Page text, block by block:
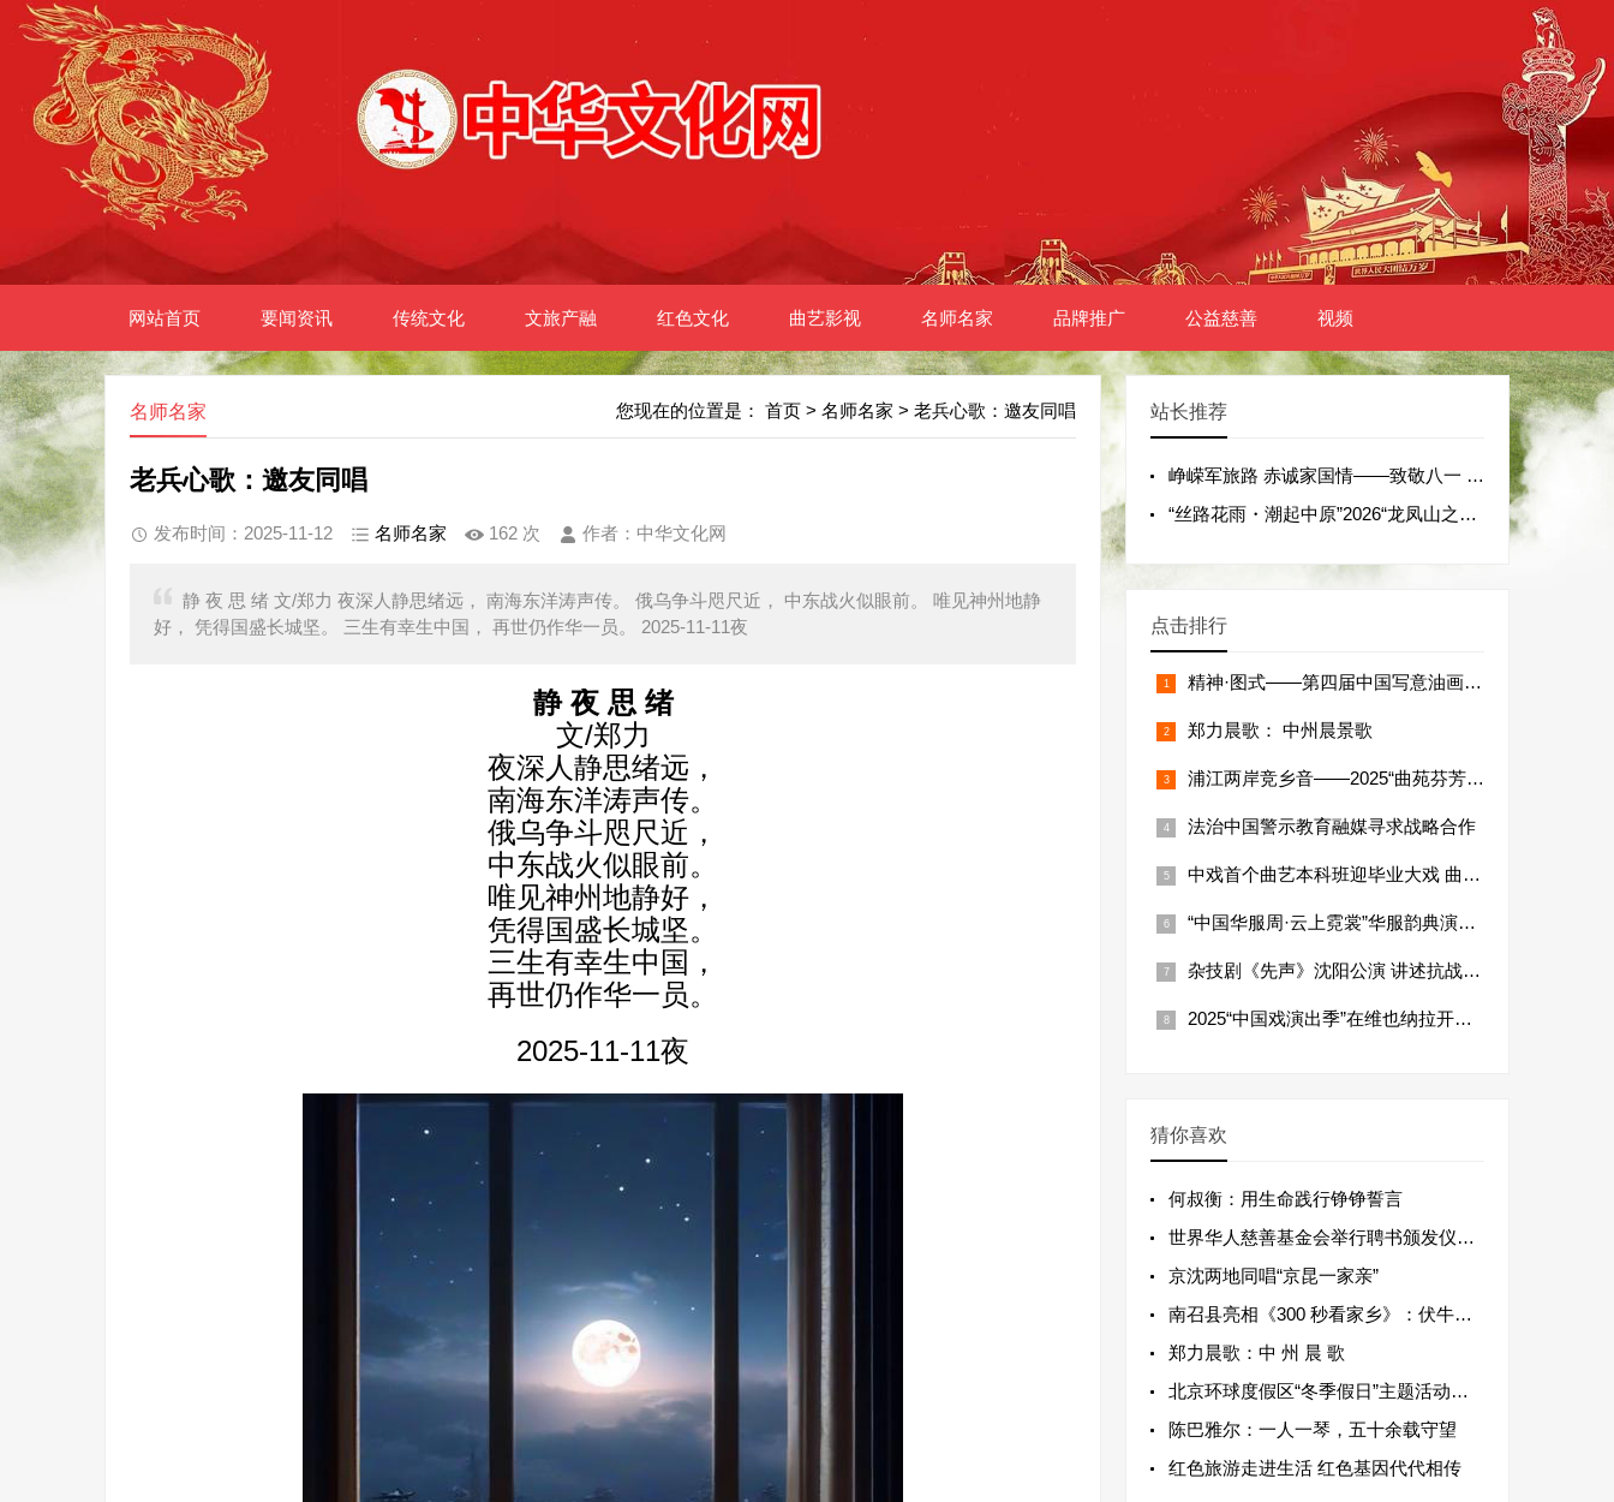
网站首页 要闻资讯 传统文化 文旅产融 红色文化 曲艺影视 名师名家 品牌推广 公益慈善 视频
您现在的位置是： 首页 > 名师名家 > 老兵心歌：邀友同唱
名师名家
老兵心歌：邀友同唱
发布时间：2025-11-12 名师名家 162 次 作者：中华文化网
静 夜 思 绪 文/郑力 夜深人静思绪远， 南海东洋涛声传。 俄乌争斗咫尺近， 中东战火似眼前。 唯见神州地静
好， 凭得国盛长城坚。 三生有幸生中国， 再世仍作华一员。 2025-11-11夜
静 夜 思 绪
文/郑力
夜深人静思绪远，
南海东洋涛声传。
俄乌争斗咫尺近，
中东战火似眼前。
唯见神州地静好，
凭得国盛长城坚。
三生有幸生中国，
再世仍作华一员。
2025-11-11夜
站长推荐
峥嵘军旅路 赤诚家国情——致敬八一 赓续红色血脉 “为烈士寻亲·请英雄回家”主题活动在郑州隆重启动
“丝路花雨・潮起中原”2026“龙凤山之夏”河南省首届模特华服大秀圆满举办
点击排行
精神·图式——第四届中国写意油画双年展在吉林艺术学院开幕
郑力晨歌： 中州晨景歌
浦江两岸竞乡音——2025“曲苑芬芳”上海优秀曲艺节目展演成功举办
法治中国警示教育融媒寻求战略合作
中戏首个曲艺本科班迎毕业大戏 曲艺剧探索中国演剧体系
“中国华服周·云上霓裳”华服韵典演出在昆明举行
杂技剧《先声》沈阳公演 讲述抗战故事
2025“中国戏演出季”在维也纳拉开帷幕
猜你喜欢
何叔衡：用生命践行铮铮誓言
世界华人慈善基金会举行聘书颁发仪式 传承传统文化健康活动
京沈两地同唱“京昆一家亲”
南召县亮相《300 秒看家乡》：伏牛腹地展远古文脉，原生山水绘发展新篇
郑力晨歌：中 州 晨 歌
北京环球度假区“冬季假日”主题活动开启
陈巴雅尔：一人一琴，五十余载守望
红色旅游走进生活 红色基因代代相传